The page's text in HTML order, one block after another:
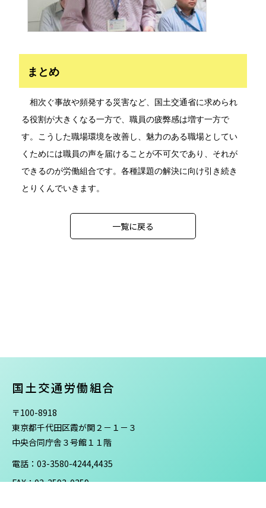
まとめ
相次ぐ事故や頻発する災害など、国土交通省に求められ
る役割が大きくなる一方で、職員の疲弊感は増す一方で
す。こうした職場環境を改善し、 魅力のある職場としてい
くためには職員の声を届けることが不可欠であり、それが
できるのが労働組合です。各種課題の解決に向け引き続き
とり くんでいきます。
一覧に戻る
国土交通労働組合
〒100-8918
東京都千代田区霞が関２－１－３
中央合同庁舎３号館１１階
電話：03-3580-4244,4435
FAX：03-3593-0359